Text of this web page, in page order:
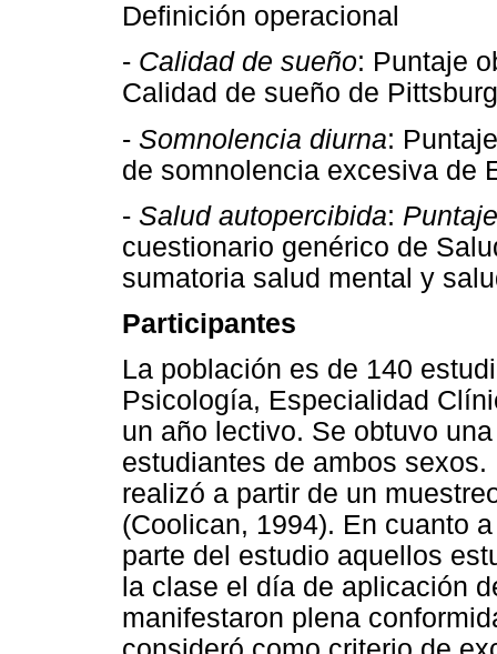
Definición operacional
- Calidad de sueño: Puntaje
Calidad de sueño de
- Somnolencia diurna:
de somnolencia excesiva de
- Salud autopercibida: Puntaje
cuestionario genérico de
sumatoria salud mental y
Participantes
La población es de 140
Psicología, Especialidad
un año lectivo. Se obtuvo
estudiantes de ambos
realizó a partir de un
(Coolican, 1994). En cuanto
parte del estudio aquellos
la clase el día de aplicación
manifestaron plena